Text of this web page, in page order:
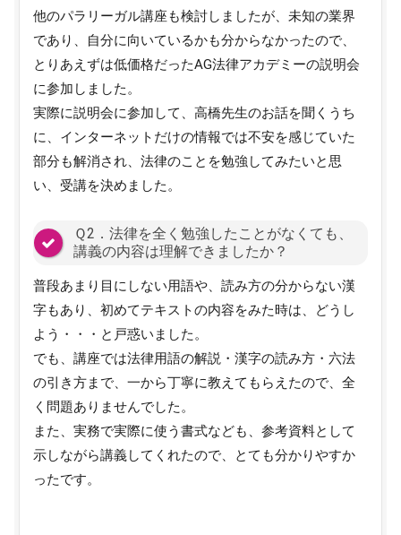
他のパラリーガル講座も検討しましたが、未知の業界
であり、自分に向いているかも分からなかったので、
とりあえずは低価格だったAG法律アカデミーの説明会
に参加しました。
実際に説明会に参加して、高橋先生のお話を聞くうち
に、インターネットだけの情報では不安を感じていた
部分も解消され、法律のことを勉強してみたいと思
い、受講を決めました。
Ｑ2．法律を全く勉強したことがなくても、
講義の内容は理解できましたか？
普段あまり目にしない用語や、読み方の分からない漢
字もあり、初めてテキストの内容をみた時は、どうし
よう・・・と戸惑いました。
でも、講座では法律用語の解説・漢字の読み方・六法
の引き方まで、一から丁寧に教えてもらえたので、全
く問題ありませんでした。
また、実務で実際に使う書式なども、参考資料として
示しながら講義してくれたので、とても分かりやすか
ったです。